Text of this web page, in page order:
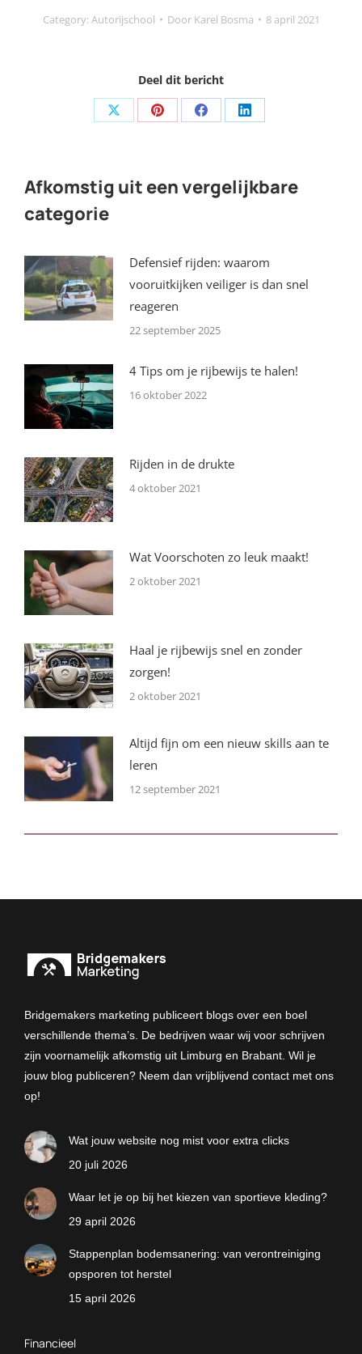
Category: Autorijschool Door Karel Bosma 8 april 2021
Deel dit bericht
Share Share Share Share
Afkomstig uit een vergelijkbare
categorie
Defensief rijden: waarom
vooruitkijken veiliger is dan snel
reageren
22 september 2025
4 Tips om je rijbewijs te halen!
16 oktober 2022
Rijden in de drukte
4 oktober 2021
Wat Voorschoten zo leuk maakt!
2 oktober 2021
Haal je rijbewijs snel en zonder
zorgen!
2 oktober 2021
Altijd fijn om een nieuw skills aan te
leren
12 september 2021
Bridgemakers marketing publiceert blogs over een boel
verschillende thema’s. De bedrijven waar wij voor schrijven
zijn voornamelijk afkomstig uit Limburg en Brabant. Wil je
jouw blog publiceren? Neem dan vrijblijvend contact met ons
op!
Wat jouw website nog mist voor extra clicks
20 juli 2026
Waar let je op bij het kiezen van sportieve kleding?
29 april 2026
Stappenplan bodemsanering: van verontreiniging
opsporen tot herstel
15 april 2026
Financieel